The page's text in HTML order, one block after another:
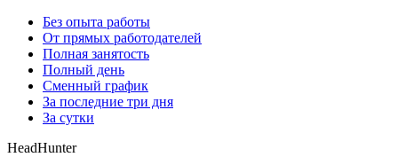
Без опыта работы
От прямых работодателей
Полная занятость
Полный день
Сменный график
За последние три дня
За сутки
HeadHunter